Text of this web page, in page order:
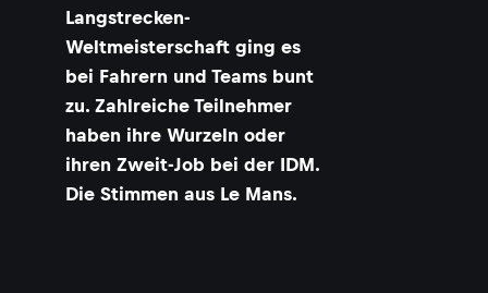
Langstrecken-
Weltmeisterschaft ging es
bei Fahrern und Teams bunt
zu. Zahlreiche Teilnehmer
haben ihre Wurzeln oder
ihren Zweit-Job bei der IDM.
Die Stimmen aus Le Mans.